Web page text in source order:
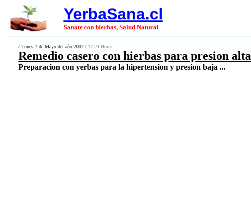
YerbaSana.cl
Sanate con hierbas, Salud Natural
/ Lunes 7 de Mayo del año 2007 / 17:24 Horas.
Remedio casero con hierbas para presion alta
Preparacion con yerbas para la hipertension y presion baja ...